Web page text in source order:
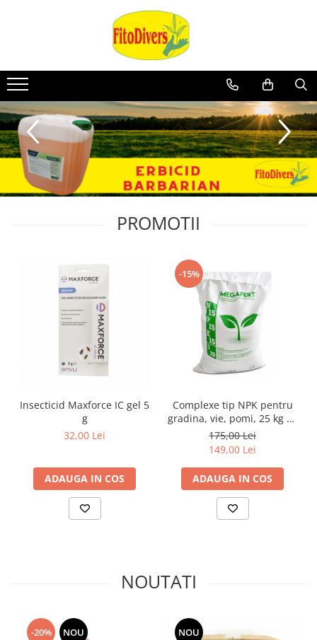
PROMOTII
Insecticid Maxforce IC gel 5
g
32,00 Lei
ADAUGA IN COS
-15%
Complexe tip NPK pentru
gradina, vie, pomi, 25 kg 15
- 15 - 15 + 10 SO 3
175,00 Lei
149,00 Lei
ADAUGA IN COS
NOUTATI
-20% NOU NOU